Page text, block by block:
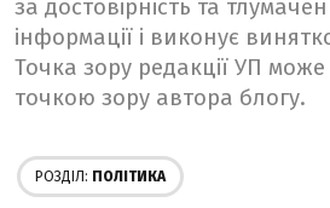
за достовірність та
інформації і виконує
Точка зору редакції УП може
точкою зору автора блогу.
РОЗДІЛ: ПОЛІТИКА